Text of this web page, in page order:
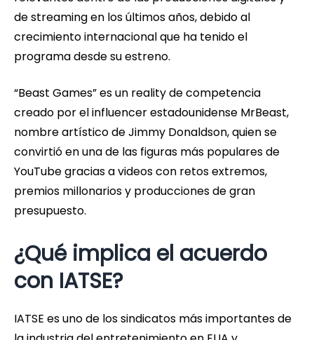
de streaming en los últimos años, debido al
crecimiento internacional que ha tenido el
programa desde su estreno.
“Beast Games” es un reality de competencia
creado por el influencer estadounidense MrBeast,
nombre artístico de Jimmy Donaldson, quien se
convirtió en una de las figuras más populares de
YouTube gracias a videos con retos extremos,
premios millonarios y producciones de gran
presupuesto.
¿Qué implica el acuerdo
con IATSE?
IATSE es uno de los sindicatos más importantes de